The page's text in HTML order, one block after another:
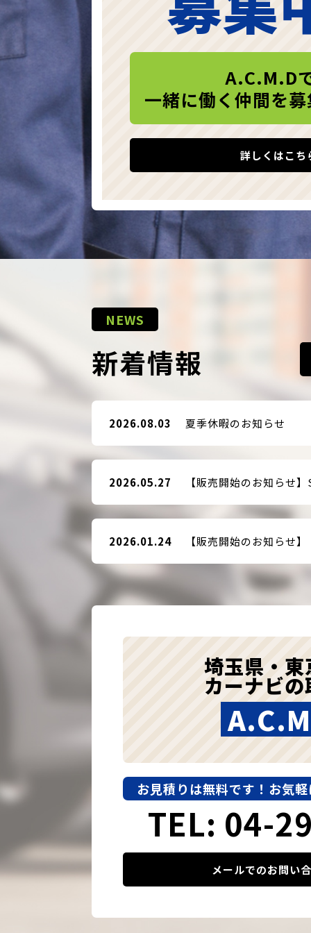
A.C.M.D
一緒に働く仲間を
詳しくはこち
NEWS
新着情報
2026.08.03 夏季休暇のお知らせ
2026.05.27
2026.01.24
埼玉県・
カーナビ
お見積りは無料です！ お気
TEL: 04-
メールでのお問い